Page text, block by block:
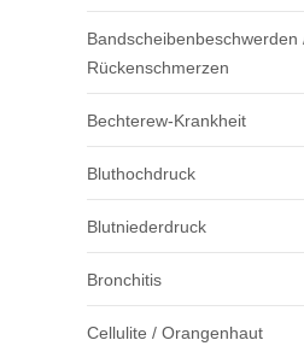
Bandscheibenbeschwerden
Rückenschmerzen
Bechterew-Krankheit
Bluthochdruck
Blutniederdruck
Bronchitis
Cellulite / Orangenhaut